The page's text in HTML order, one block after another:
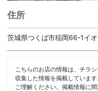
住所
茨城県つくば市稲岡66-1イ
こちらのお店の情報は、チラ
収集した情報を掲載していま
ご理解ください。掲載情報に